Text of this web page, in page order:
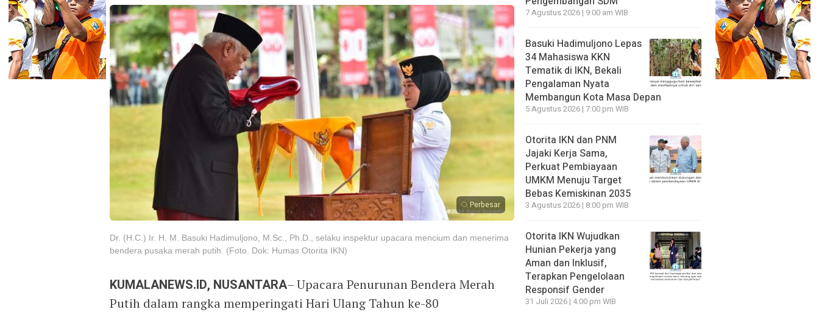
Perbesar
Dr. (H.C.) Ir. H. M. Basuki Hadimuljono, M.Sc., Ph.D., selaku inspektur upacara mencium dan menerima
bendera pusaka merah putih. (Foto. Dok: Humas Otorita IKN)
KUMALANEWS.ID, NUSANTARA– Upacara Penurunan Bendera Merah
Putih dalam rangka memperingati Hari Ulang Tahun ke-80
7 Agustus 2026 | 9:00 am WIB
Basuki Hadimuljono Lepas
34 Mahasiswa KKN
Tematik di IKN, Bekali
Pengalaman Nyata
Membangun Kota Masa Depan
5 Agustus 2026 | 7:00 pm WIB
Otorita IKN dan PNM
Jajaki Kerja Sama,
Perkuat Pembiayaan
UMKM Menuju Target
Bebas Kemiskinan 2035
3 Agustus 2026 | 8:00 pm WIB
Otorita IKN Wujudkan
Hunian Pekerja yang
Aman dan Inklusif,
Terapkan Pengelolaan
Responsif Gender
31 Juli 2026 | 4:00 pm WIB